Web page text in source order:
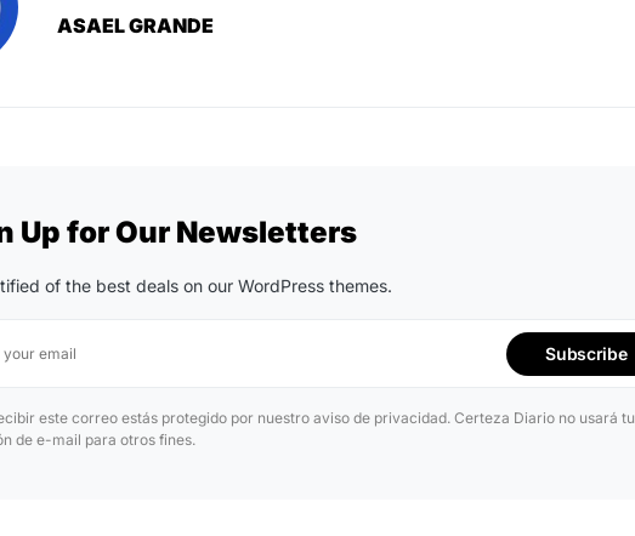
ASAEL GRANDE
Up for Our Newsletters
of the best deals on our WordPress themes.
Subscribe
este correo estás protegido por nuestro aviso de privacidad. Certeza Diario no usará tu
de e-mail para otros fines.